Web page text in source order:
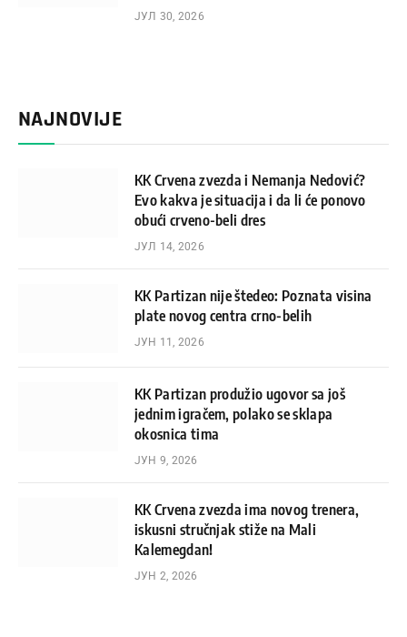
ЈУЛ 30, 2026
NAJNOVIJE
KK Crvena zvezda i Nemanja Nedović?
Evo kakva je situacija i da li će ponovo
obući crveno-beli dres
ЈУЛ 14, 2026
KK Partizan nije štedeo: Poznata visina
plate novog centra crno-belih
ЈУН 11, 2026
KK Partizan produžio ugovor sa još
jednim igračem, polako se sklapa
okosnica tima
ЈУН 9, 2026
KK Crvena zvezda ima novog trenera,
iskusni stručnjak stiže na Mali
Kalemegdan!
ЈУН 2, 2026